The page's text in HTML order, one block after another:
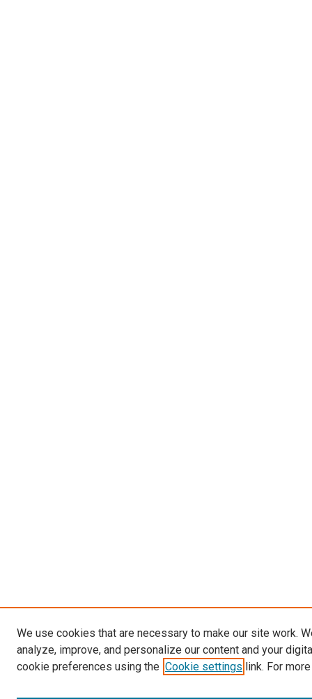
We use cookies that are necessary to make our site work.
analyze, improve, and personalize our content and your
cookie preferences using the Cookie settings link. For